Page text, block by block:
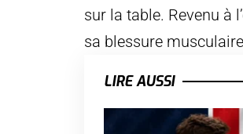
sur la table. Revenu à
sa blessure
LIRE AUSSI